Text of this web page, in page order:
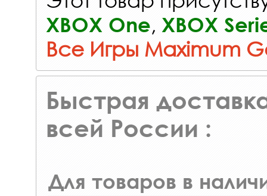
XBOX One, XBOX
Все Игры Maximum
Быстрая
всей России :
Для товаров в